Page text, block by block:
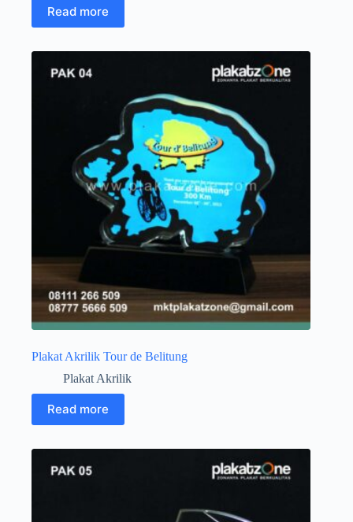
Read more
Plakat Akrilik Tour de Belitung
Plakat Akrilik
Read more